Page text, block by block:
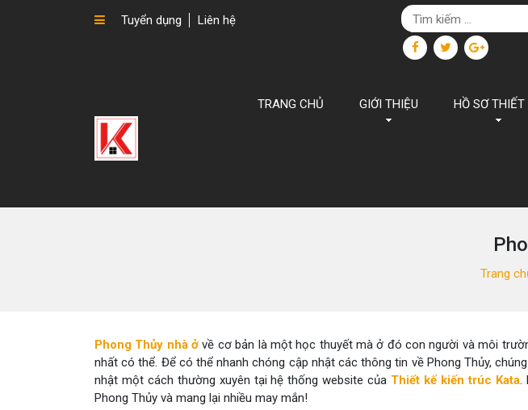
Tuyển dụng Liên hệ
TRANG CHỦ GIỚI THIỆU HỒ SƠ THIẾT
Trang
Phong Thủy nhà ở về cơ bản là một học thuyết mà ở đó con người và môi
nhất có thể. Để có thể nhanh chóng cập nhật các thông tin về Phong Thủy,
nhật một cách thường xuyên tại hệ thống website của Thiết kế kiến trúc Kata.
Phong Thủy và mang lại nhiều may mắn!